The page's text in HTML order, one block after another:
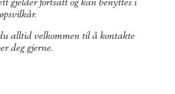
gjelder fortsatt og kan benyttes i
alltid velkommen til å kontakte
deg gjerne.